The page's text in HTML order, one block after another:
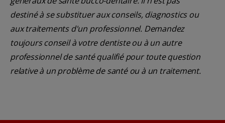
destiné à se substituer aux conseils, diagnostics ou
aux traitements d'un professionnel. Demandez
toujours conseil à votre dentiste ou à un autre
professionnel de santé qualifié pour toute question
relative à un problème de santé ou à un traitement.